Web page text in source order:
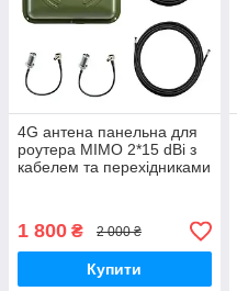
4G антена панельна для
роутера MIMO 2*15 dBi з
кабелем та перехідниками
1 800 ₴ 2 000 ₴
Купити